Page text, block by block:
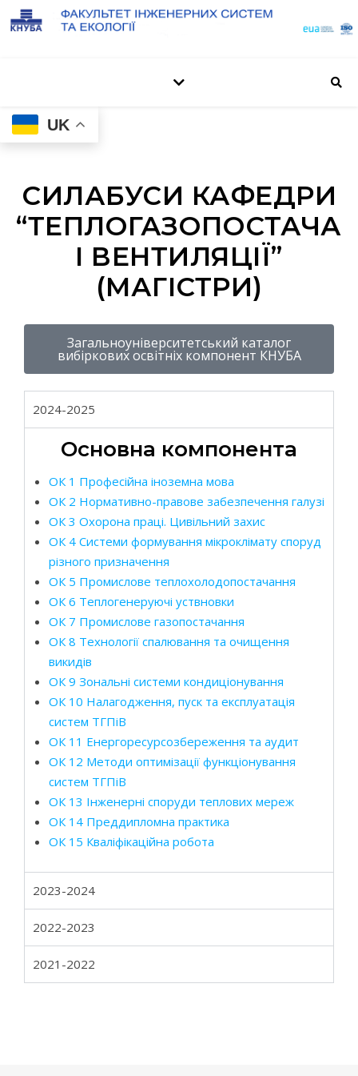
UK
СИЛАБУСИ КАФЕДРИ
І ВЕНТИЛЯЦІЇ”
(МАГІСТРИ)
Загальноуніверситетський каталог
вибіркових освітніх компонент КНУБА
2024-2025
Основна компонента
ОК 1 Професійна іноземна мова
ОК 2 Нормативно-правове забезпечення галузі
ОК 3 Охорона праці. Цивільний захис
ОК 4 Системи формування мікроклімату споруд
різного призначення
ОК 5 Промислове теплохолодопостачання
ОК 6 Теплогенеруючі уствновки
ОК 7 Промислове газопостачання
ОК 8 Технології спалювання та очищення
викидів
ОК 9 Зональні системи кондиціонування
ОК 10 Налагодження, пуск та експлуатація
систем ТГПіВ
ОК 11 Енергоресурсозбереження та аудит
ОК 12 Методи оптимізації функціонування
систем ТГПіВ
ОК 13 Інженерні споруди теплових мереж
ОК 14 Преддипломна практика
ОК 15 Кваліфікаційна робота
2023-2024
2022-2023
2021-2022